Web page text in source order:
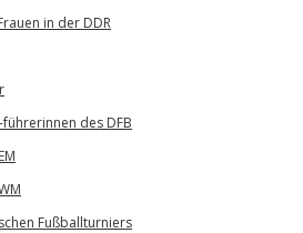
in der DDR
des DFB
Fußballturniers